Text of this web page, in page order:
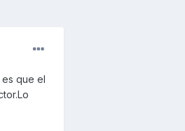
que el